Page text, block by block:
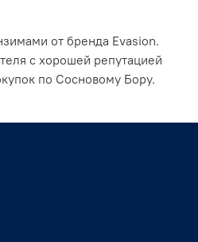
от бренда Evasion.
с хорошей репутацией
по Сосновому Бору.